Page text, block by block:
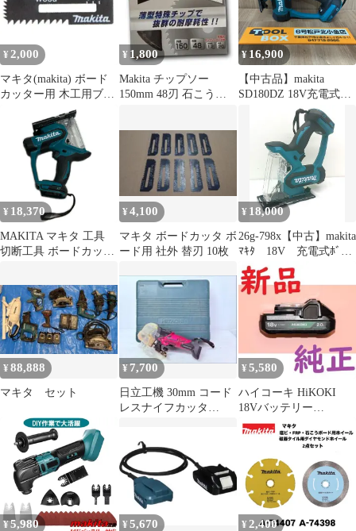
¥ 2,000
マキタ(makita) ボード
カッター用 木工用ブレ
ード（2枚入り） A-
¥ 1,800
Makita チップソー
150mm 48刃 石こうボ
¥ 16,900
【中古品】makita
SD180DZ 18V充電式ボ
ードカッタ本体のみ
¥ 18,370
MAKITA マキタ 工具
切断工具 ボードカッタ
¥4,100
マキタ ボードカッタ ボ
ード用 社外 替刃 10枚
¥ 18,000
26g-798x【中古】makita
ﾏｷﾀ 18V 充電式ﾎﾞｰ
ﾄﾞｶｯﾀ SD180D 本体
のみ
¥88,888
マキタ セット
¥7,700
日立工機 30mm コード
レスナイフカッタ
¥ 5,580
ハイコーキ HiKOKI
18Vバッテリー
BSL1820M 電動工具 純
正品
¥5,980 ¥5,670 ¥ 2,400